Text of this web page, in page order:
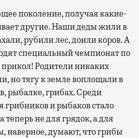
поколение, получая какие-
другие. Наши деды жили в
рубили лес, доили коров. А
специальный чемпионат по
прикол! Родители никаких
но тягу к земле воплощали в
рыбалке, грибах. Среди
грибников и рыбаков стало
теперь не для грядок, а для
думают, что грибы